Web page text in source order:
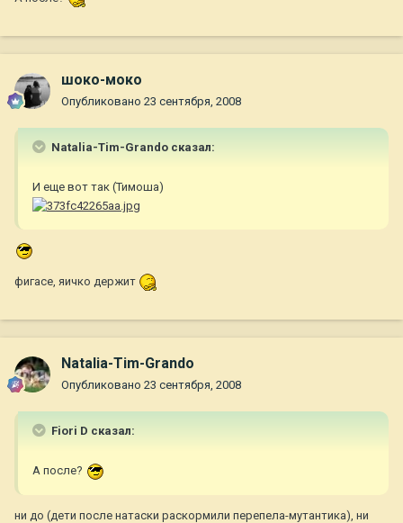
шоко-моко
Опубликовано 23 сентября, 2008
Natalia-Tim-Grando сказал:
И еще вот так (Тимоша)
фигасе, яичко держит
Natalia-Tim-Grando
Опубликовано 23 сентября, 2008
Fiori D сказал:
А после?
ни до (дети после натаски раскормили перепела-мутантика), ни